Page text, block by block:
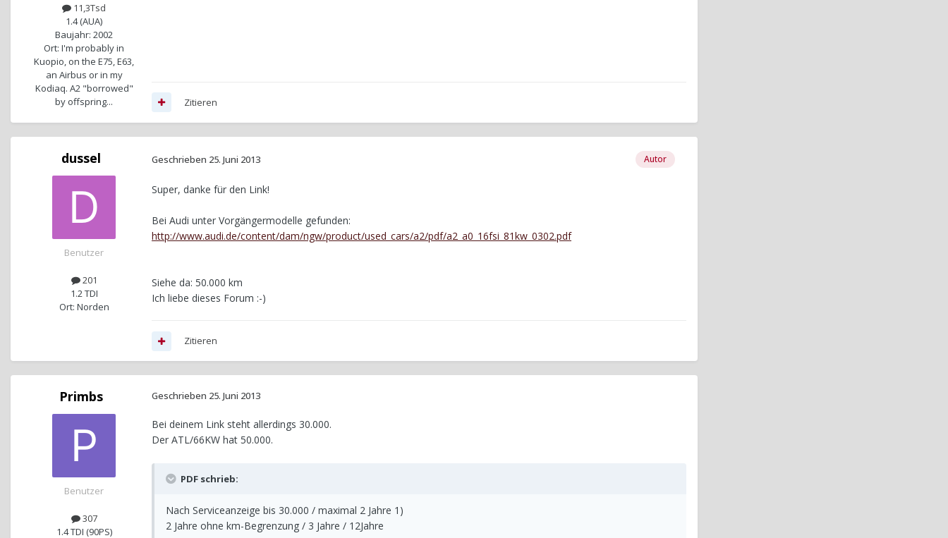
11,3Tsd
1.4 (AUA)
Baujahr: 2002
Ort: I'm probably in
Kuopio, on the E75, E63,
an Airbus or in my
Kodiaq. A2 "borrowed"
by offspring...
Zitieren
dussel
Benutzer
201
1.2 TDI
Ort: Norden
Autor
Geschrieben 25. Juni 2013
Super, danke für den Link!
Bei Audi unter Vorgängermodelle gefunden:
http://www.audi.de/content/dam/ngw/product/used_cars/a2/pdf/a2_a0_16fsi_81kw_0302.pdf
Siehe da: 50.000 km
Ich liebe dieses Forum :-)
Zitieren
Primbs
Benutzer
307
1.4 TDI (90PS)
Geschrieben 25. Juni 2013
Bei deinem Link steht allerdings 30.000.
Der ATL/66KW hat 50.000.
PDF schrieb:
Nach Serviceanzeige bis 30.000 / maximal 2 Jahre 1)
2 Jahre ohne km-Begrenzung / 3 Jahre / 12Jahre